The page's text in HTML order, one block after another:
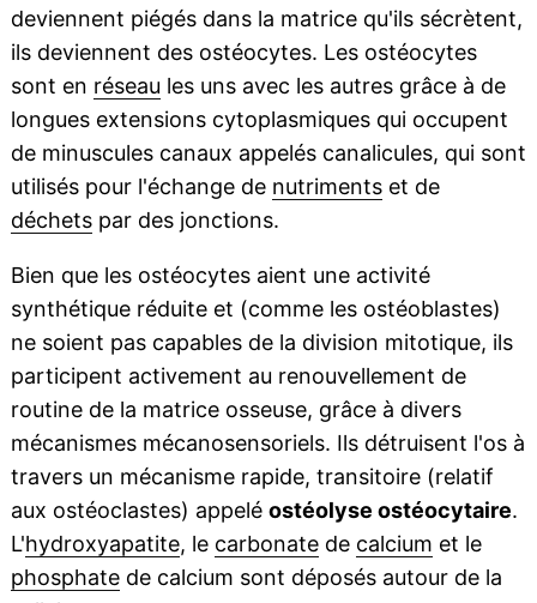
deviennent piégés dans la matrice qu'ils sécrètent,
ils deviennent des ostéocytes. Les ostéocytes
sont en réseau les uns avec les autres grâce à de
longues extensions cytoplasmiques qui occupent
de minuscules canaux appelés canalicules, qui sont
utilisés pour l'échange de nutrimentset de
déchetspar des jonctions.
Bien que les ostéocytes aient une activité
synthétique réduite et (comme les ostéoblastes)
ne soient pas capables de la division mitotique, ils
participent activement au renouvellement de
routine de la matrice osseuse, grâce à divers
mécanismes mécanosensoriels. Ils détruisent l'os à
travers un mécanisme rapide, transitoire (relatif
aux ostéoclastes) appelé ostéolyse ostéocytaire.
L'hydroxyapatite, le carbonatede calcium et le
phosphatede calcium sont déposés autour de la